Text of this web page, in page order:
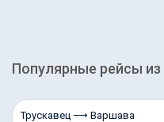
Популярные рейсы из
Трускавец ⟶ Варшава